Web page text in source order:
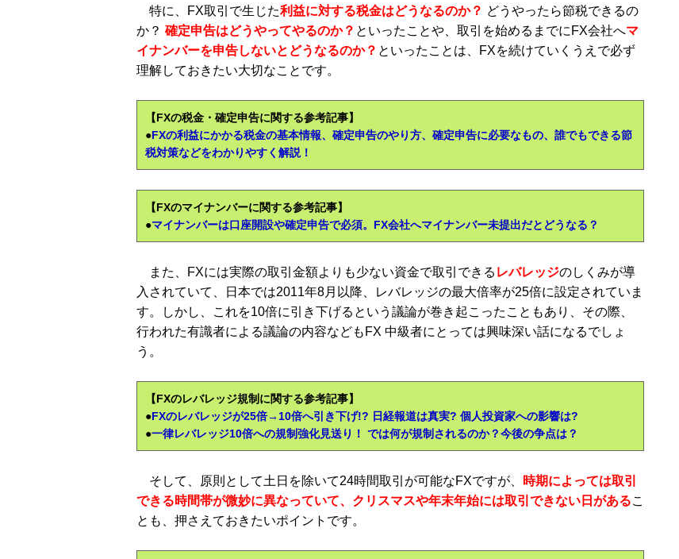
特に、FX取引で生じた利益に対する税金はどうなるのか？ どうやったら節税できるの
か？ 確定申告はどうやってやるのか？ といったことや、取引を始めるまでにFX会社へマ
イナンバーを申告しないとどうなるのか？ といったことは、FXを続けていくうえで必ず
理解しておきたい大切なことです。
【FXの税金・確定申告に関する参考記事】
●FXの利益にかかる税金の基本情報、確定申告のやり方、確定申告に必要なもの、誰でもできる節
税対策などをわかりやすく解説！
【FXのマイナンバーに関する参考記事】
●マイナンバーは口座開設や確定申告で必須。FX会社へマイナンバー未提出だとどうなる？
また、FXには実際の取引金額よりも少ない資金で取引できる レバレッジのしくみが導
入されていて、日本では2011年8月以降、レバレッジの最大倍率が25倍に設定されていま
す。しかし、これを10倍に引き下げるという議論が巻き起こったこともあり、その際、
行われた有識者による議論の内容などもFX 中級者にとっては興味深い話になるでしょ
う。
【FXのレバレッジ規制に関する参考記事】
●FXのレバレッジが25倍→10倍へ引き下げ!? 日経報道は真実? 個人投資家への影響は?
●一律レバレッジ10倍への規制強化見送り！ では何が規制されるのか？今後の争点は？
そして、原則として土日を除いて24時間取引が可能なFXですが、
時期によっては取引
できる時間帯が微妙に異なっていて、クリスマスや年末年始には取引できない日があるこ
とも、押さえておきたいポイントです。